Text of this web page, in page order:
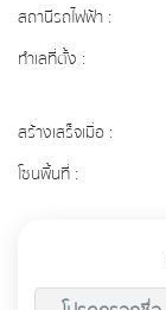
สถานีรถไฟฟ้า :
ทำเลที่ตั้ง :
สร้างเสร็จเมื่อ :
โซนพื้นที่ :